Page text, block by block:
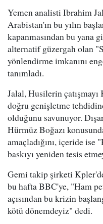
Yemen analisti Ibrahim
Arabistan'ın bu yılın
kapanmasından bu yana
alternatif güzergah olan
yönlendirme imkanını
tanımladı.
Jalal, Husilerin
doğru genişletme
olduğunu savunuyor.
Hürmüz Boğazı
amaçladığını, içeride ise
baskıyı yeniden tesis
Gemi takip şirketi
bu hafta BBC'ye, "Ham
açısından bu krizin
kötü dönemdeyiz" dedi.